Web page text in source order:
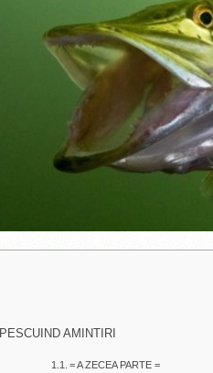
PESCUIND AMINTIRI
= A ZECEA PARTE =